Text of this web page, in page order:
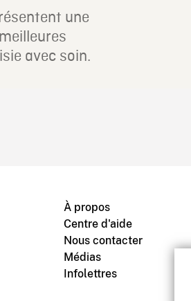
une
avec soin.
À propos
Centre d'aide
Nous contacter
Médias
Infolettres